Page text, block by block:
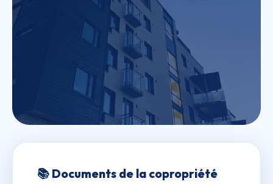
TOI ET MOI
📚 Documents de la copropriété